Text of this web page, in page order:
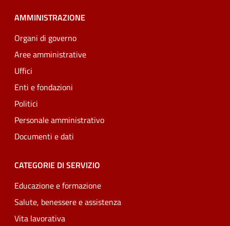
AMMINISTRAZIONE
Organi di governo
Aree amministrative
Uffici
Enti e fondazioni
Politici
Personale amministrativo
Documenti e dati
CATEGORIE DI SERVIZIO
Educazione e formazione
Salute, benessere e assistenza
Vita lavorativa